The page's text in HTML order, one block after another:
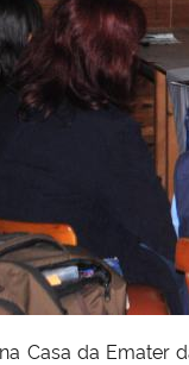
Casa da Emater